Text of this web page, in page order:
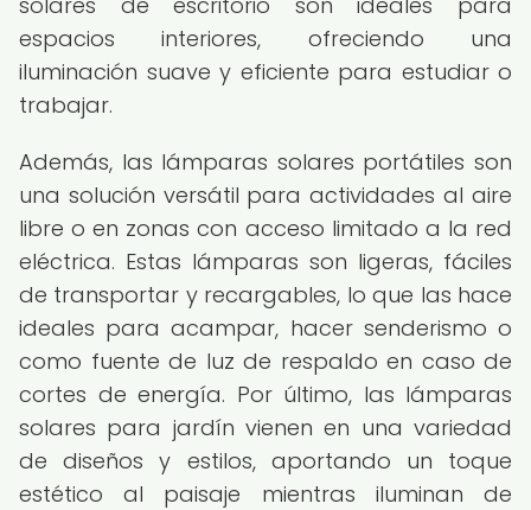
espacios interiores, ofreciendo una
iluminación suave y eficiente para estudiar o
trabajar.
Además, las lámparas solares portátiles son
una solución versátil para actividades al aire
libre o en zonas con acceso limitado a la red
eléctrica. Estas lámparas son ligeras, fáciles
de transportar y recargables, lo que las hace
ideales para acampar, hacer senderismo o
como fuente de luz de respaldo en caso de
cortes de energía. Por último, las lámparas
solares para jardín vienen en una variedad
de diseños y estilos, aportando un toque
estético al paisaje mientras iluminan de